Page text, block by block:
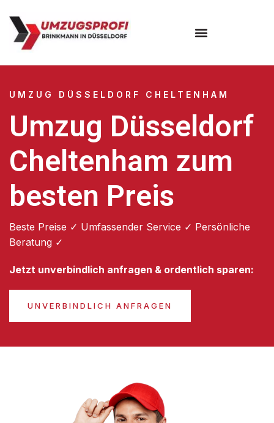
UMZUG DÜSSELDORF CHELTENHAM
Umzug Düsseldorf
Cheltenham zum
besten Preis
Beste Preise ✓ Umfassender Service ✓ Persönliche
Beratung ✓
Jetzt unverbindlich anfragen & ordentlich sparen:
UNVERBINDLICH ANFRAGEN